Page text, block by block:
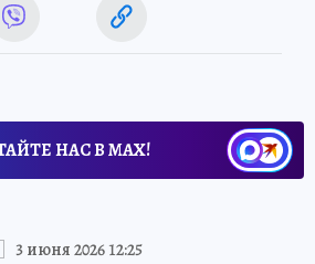
НАС В МАХ!
3 июня 2026 12:25